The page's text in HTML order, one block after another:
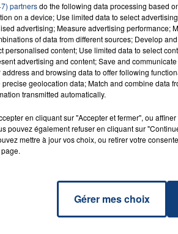
Have You
Been
RADIO CONTACT
partnersdo the following data processing based
on a device; Use limited data to select
advertising; Measure advertising performance;
of data from different sources; Develop
personalised content; Use limited data to select
advertising and content; Save and
address and browsing data to offer following
geolocation data; Match and combine data
transmitted automatically.
en cliquant sur "Accepter et fermer", ou
pouvez également refuser en cliquant sur
mettre à jour vos choix, ou retirer votre
Gérer mes choix